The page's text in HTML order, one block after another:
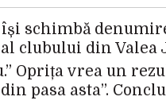
schimbă
clubului din Valea
Oprița vrea un
pasa asta”.